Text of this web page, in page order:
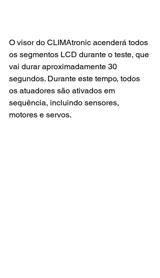
O visor do CLIMAtronic acenderá todos
os segmentos LCD durante o teste, que
vai durar aproximadamente 30
segundos. Durante este tempo, todos
os atuadores são ativados em
sequência, incluindo sensores,
motores e servos.